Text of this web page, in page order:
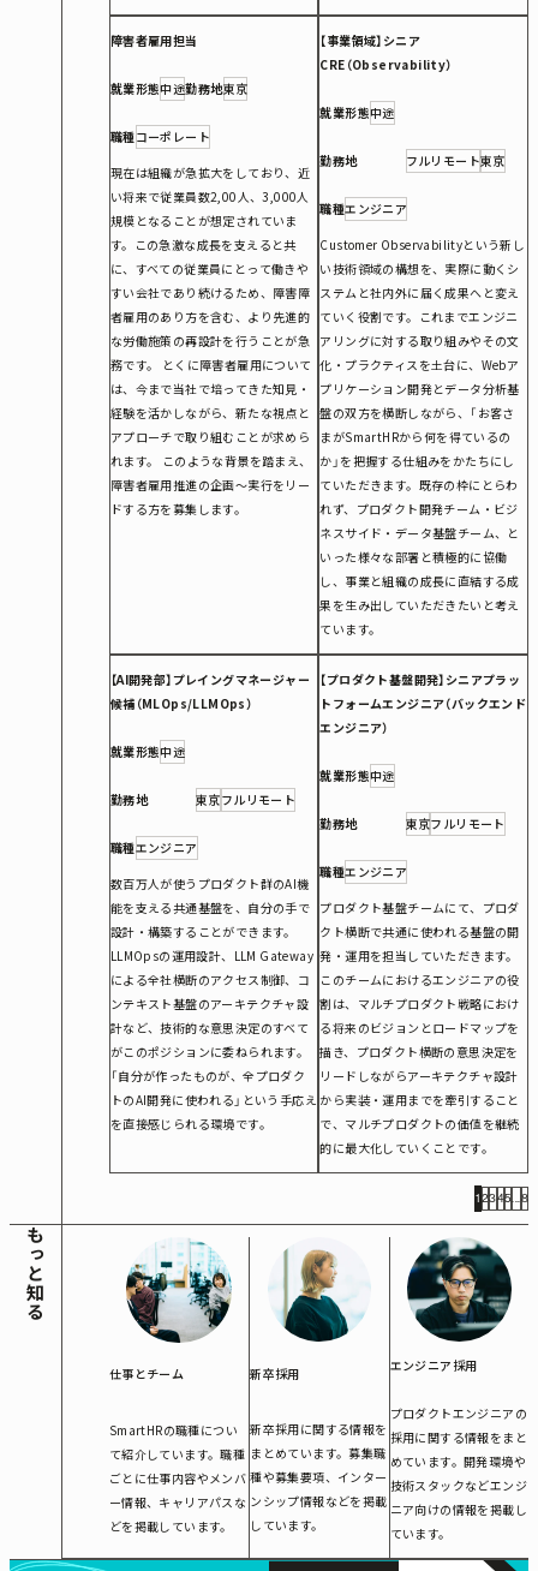
障害者雇用担当
就業形態中途勤務地東京
職種コーポレート
現在は組織が急拡大をしており、近
い将来で従業員数2,00人、3,000人
規模となることが想定されていま
す。この急激な成長を支えると共
に、すべての従業員にとって働きや
すい会社であり続けるため、障害障
者雇用のあり方を含む、より先進的
な労働施策の再設計を行うことが急
務です。 とくに障害者雇用について
は、今まで当社で培ってきた知見・
経験を活かしながら、新たな視点と
アプローチで取り組むことが求めら
れます。 このような背景を踏まえ、
障害者雇用推進の企画〜実行をリー
ドする方を募集します。
【事業領域】シニア
CRE（Observability）
就業形態中途
勤務地 フルリモート東京
職種エンジニア
Customer Observabilityという新し
い技術領域の構想を、実際に動くシ
ステムと社内外に届く成果へと変え
ていく役割です。これまでエンジニ
アリングに対する取り組みやその文
化・プラクティスを土台に、Webア
プリケーション開発とデータ分析基
盤の双方を横断しながら、「お客さ
まがSmartHRから何を得ているの
か」を把握する仕組みをかたちにし
ていただきます。既存の枠にとらわ
れず、プロダクト開発チーム・ビジ
ネスサイド・データ基盤チーム、と
いった様々な部署と積極的に協働
し、事業と組織の成長に直結する成
果を生み出していただきたいと考え
ています。
【AI開発部】プレイングマネージャー
候補（MLOps/LLMOps）
就業形態中途
勤務地 東京フルリモート
職種エンジニア
数百万人が使うプロダクト群のAI機
能を支える共通基盤を、自分の手で
設計・構築することができます。
LLMOpsの運用設計、LLM Gateway
による全社横断のアクセス制御、コ
ンテキスト基盤のアーキテクチャ設
計など、技術的な意思決定のすべて
がこのポジションに委ねられます。
「自分が作ったものが、全プロダク
トのAI開発に使われる」という手応え
を直接感じられる環境です。
【プロダクト基盤開発】シニアプラッ
トフォームエンジニア（バックエンド
エンジニア）
就業形態中途
勤務地 東京フルリモート
職種エンジニア
プロダクト基盤チームにて、プロダ
クト横断で共通に使われる基盤の開
発・運用を担当していただきます。
このチームにおけるエンジニアの役
割は、マルチプロダクト戦略におけ
る将来のビジョンとロードマップを
描き、プロダクト横断の意思決定を
リードしながらアーキテクチャ設計
から実装・運用までを牽引すること
で、マルチプロダクトの価値を継続
的に最大化していくことです。
12345...8
もっと知る
仕事とチーム
SmartHRの職種につい
て紹介しています。職種
ごとに仕事内容やメンバ
ー情報、キャリアパスな
どを掲載しています。
新卒採用
新卒採用に関する情報を
まとめています。募集職
種や募集要項、インター
ンシップ情報などを掲載
しています。
エンジニア採用
プロダクトエンジニアの
採用に関する情報をまと
めています。開発環境や
技術スタックなどエンジ
ニア向けの情報を掲載し
ています。